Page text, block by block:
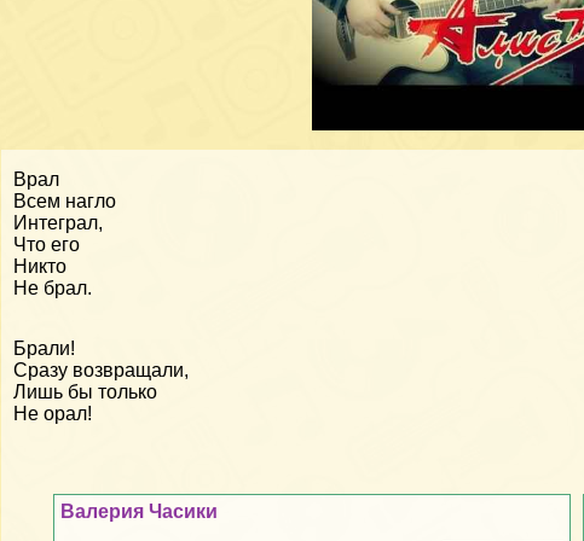
Врал
Всем нагло
Интеграл,
Что его
Никто
Не брал.
Брали!
Сразу возвращали,
Лишь бы только
Не орал!
Валерия Часики